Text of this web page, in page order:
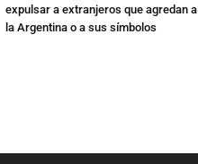
expulsar a extranjeros que agredan a
la Argentina o a sus símbolos